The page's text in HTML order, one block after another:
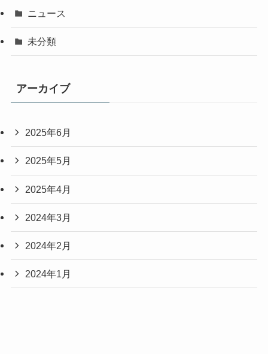
ニュース
未分類
アーカイブ
2025年6月
2025年5月
2025年4月
2024年3月
2024年2月
2024年1月